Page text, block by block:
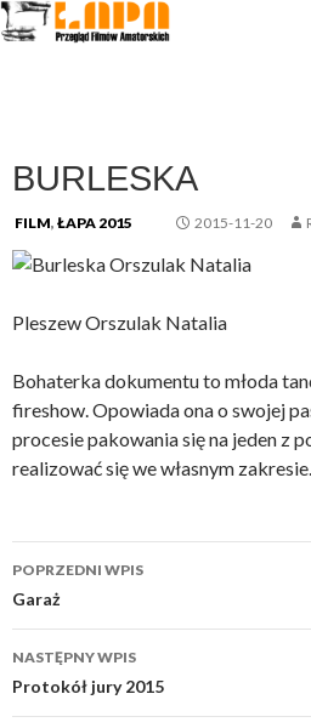
BURLESKA
FILM, ŁAPA 2015 2015-11-20
Pleszew Orszulak Natalia
Bohaterka dokumentu to młoda
fireshow. Opowiada ona o swojej
procesie pakowania się na jeden z
realizować się we własnym zakresie.
Nawigacja
wpisu
POPRZEDNI WPIS
Garaż
NASTĘPNY WPIS
Protokół jury 2015